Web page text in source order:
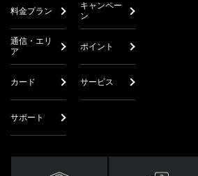
料金プラン
キャンペー
ン
通信・エリ
ア
ポイント
カード サービス
サポート